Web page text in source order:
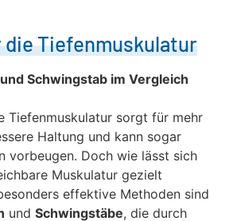
Tiefenmuskulatur
Schwingstab im Vergleich
Tiefenmuskulatur sorgt für mehr
Haltung und kann sogar
vorbeugen. Doch wie lässt sich
Muskulatur gezielt
effektive Methoden sind
und Schwingstäbe, die durch